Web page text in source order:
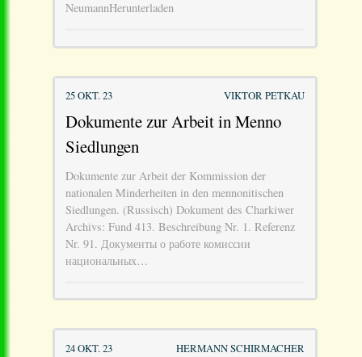
NeumannHerunterladen
25 OKT. 23 VIKTOR PETKAU
Dokumente zur Arbeit in Menno
Siedlungen
Dokumente zur Arbeit der Kommission der
nationalen Minderheiten in den mennonitischen
Siedlungen. (Russisch) Dokument des Charkiwer
Archivs: Fund 413. Beschreibung Nr. 1. Referenz
Nr. 91. Документы о работе комиссии
национальных…
24 OKT. 23 HERMANN SCHIRMACHER